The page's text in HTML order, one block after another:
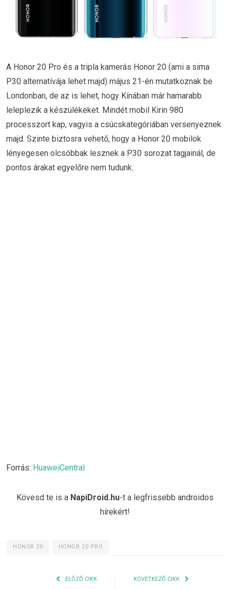
A Honor 20 Pro és a tripla kamerás Honor 20 (ami a sima
P30 alternatívája lehet majd) május 21-én mutatkoznak be
Londonban, de az is lehet, hogy Kínában már hamarabb
leleplezik a készülékeket. Mindét mobil Kirin 980
processzort kap, vagyis a csúcskategóriában versenyeznek
majd. Szinte biztosra vehető, hogy a Honor 20 mobilok
lényegesen olcsóbbak lesznek a P30 sorozat tagjainál, de
pontos árakat egyelőre nem tudunk.
Forrás: HuaweiCentral
Kövesd te is a NapiDroid.hu-t a legfrissebb androidos
hírekért!
HONOR 20 HONOR 20 PRO
ELŐZŐ CIKK KÖVETKEZŐ CIKK